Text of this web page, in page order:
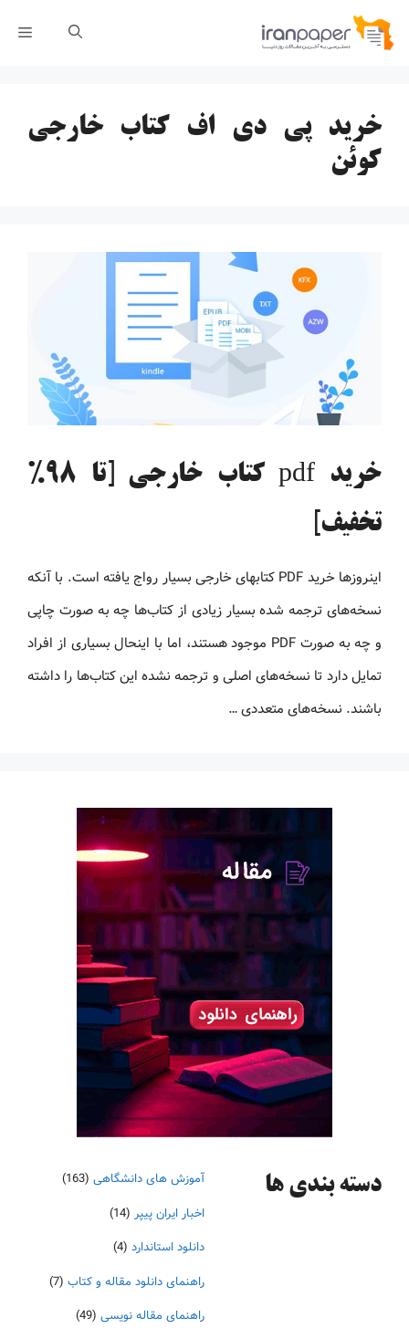
پرش
خرید پی دی اف کتاب خارجی
کوئن
خرید pdf کتاب خارجی [تا 98%
تخفیف]
اینروزها خرید PDF کتاب‎های خارجی بسیار رواج یافته است. با آنکه
نسخه‌های ترجمه شده بسیار زیادی از کتاب‌ها چه به صورت چاپی
و چه به صورت PDF موجود هستند، اما با اینحال بسیاری از افراد
تمایل دارد تا نسخه‌های اصلی و ترجمه نشده این کتاب‌ها را داشته
باشند. نسخه‌های متعددی …
دسته‌ بندی ها آموزش های دانشگاهی (163)
اخبار ایران پیپر (14)
دانلود استاندارد (4)
راهنمای دانلود مقاله و کتاب (7)
راهنمای مقاله نویسی (49)